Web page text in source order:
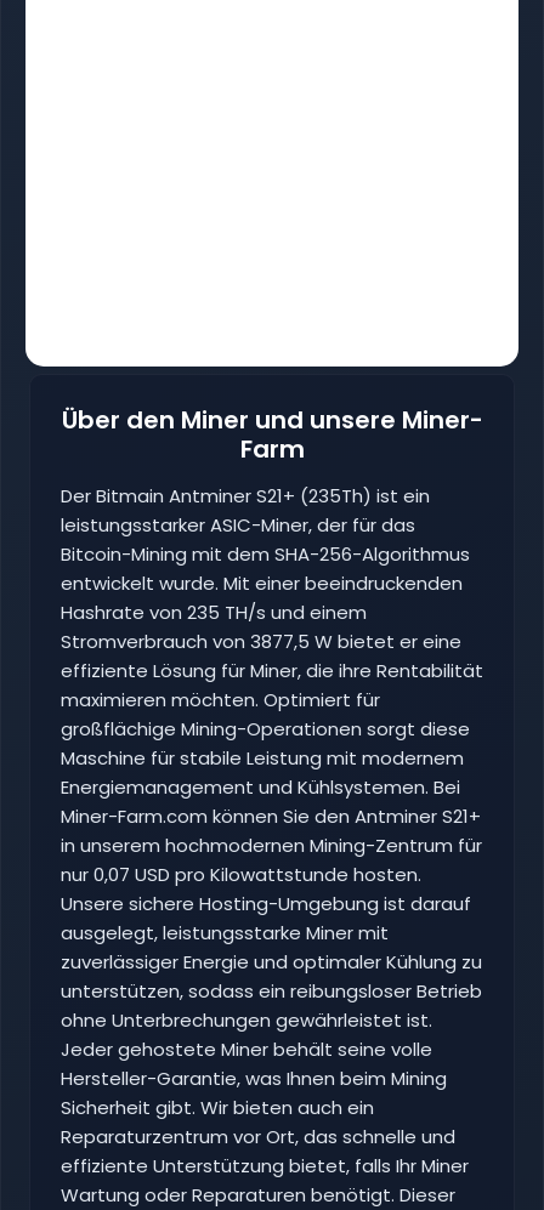
Über den Miner und unsere Miner-
Farm
Der Bitmain Antminer S21+ (235Th) ist ein
leistungsstarker ASIC-Miner, der für das
Bitcoin-Mining mit dem SHA-256-Algorithmus
entwickelt wurde. Mit einer beeindruckenden
Hashrate von 235 TH/s und einem
Stromverbrauch von 3877,5 W bietet er eine
effiziente Lösung für Miner, die ihre Rentabilität
maximieren möchten. Optimiert für
großflächige Mining-Operationen sorgt diese
Maschine für stabile Leistung mit modernem
Energiemanagement und Kühlsystemen. Bei
Miner-Farm.com können Sie den Antminer S21+
in unserem hochmodernen Mining-Zentrum für
nur 0,07 USD pro Kilowattstunde hosten.
Unsere sichere Hosting-Umgebung ist darauf
ausgelegt, leistungsstarke Miner mit
zuverlässiger Energie und optimaler Kühlung zu
unterstützen, sodass ein reibungsloser Betrieb
ohne Unterbrechungen gewährleistet ist.
Jeder gehostete Miner behält seine volle
Hersteller-Garantie, was Ihnen beim Mining
Sicherheit gibt. Wir bieten auch ein
Reparaturzentrum vor Ort, das schnelle und
effiziente Unterstützung bietet, falls Ihr Miner
Wartung oder Reparaturen benötigt. Dieser